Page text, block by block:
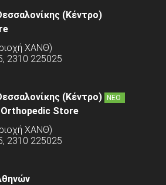
(Κέντρο)
ΧΑΝΘ)
2310 225025
(Κέντρο) ΝΕΟ
Store
ΧΑΝΘ)
2310 225025